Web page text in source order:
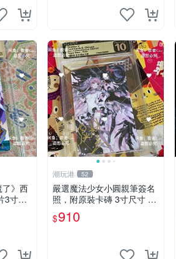
了》西
3寸全
像照
潮玩港 52
嚴選魔法少女小圓親筆簽名
照，附原裝卡磚 3寸尺寸 親
簽紀念品 小圓周邊 畫集 監
督親筆
$910